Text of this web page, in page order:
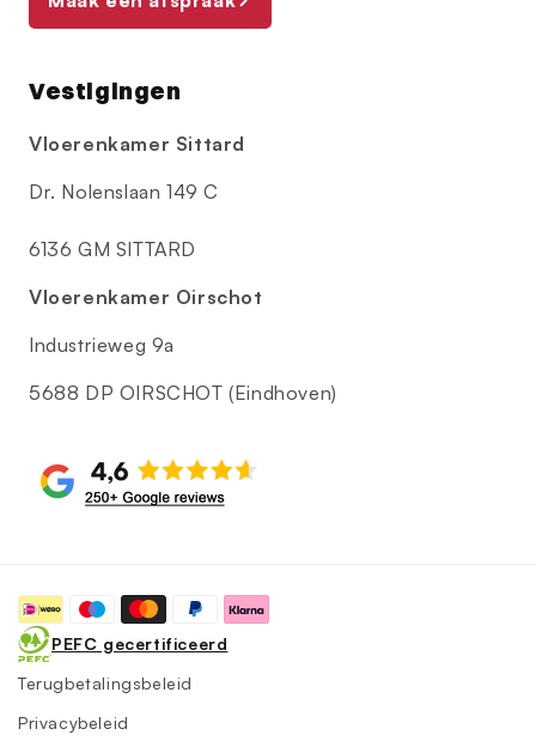
Vestigingen
Vloerenkamer Sittard
Dr. Nolenslaan 149 C
6136 GM SITTARD
Vloerenkamer Oirschot
Industrieweg 9a
5688 DP OIRSCHOT (Eindhoven)
PEFC gecertificeerd
Terugbetalingsbeleid
Privacybeleid
Betaalmethoden